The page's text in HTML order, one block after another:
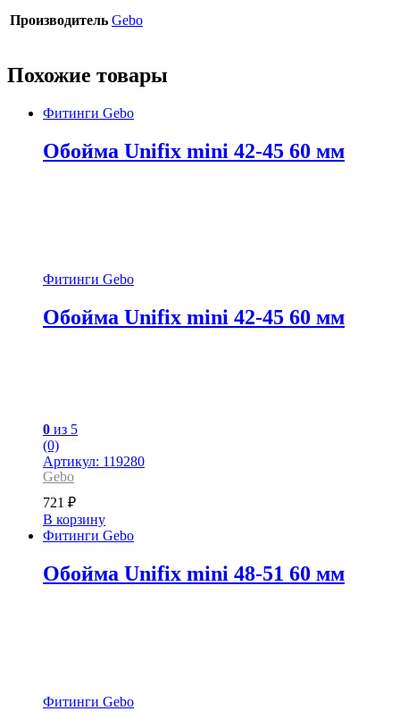
Производитель Gebo
Похожие товары
Фитинги Gebo
Обойма Unifix mini 42-45 60 мм
Фитинги Gebo
Обойма Unifix mini 42-45 60 мм
0 из 5
(0)
Артикул: 119280
Gebo
721 ₽
В корзину
Фитинги Gebo
Обойма Unifix mini 48-51 60 мм
Фитинги Gebo